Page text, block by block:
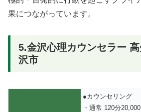
果につながっています。
5.金沢心理カウンセラー
沢市
●カウンセリング
・通常 120分